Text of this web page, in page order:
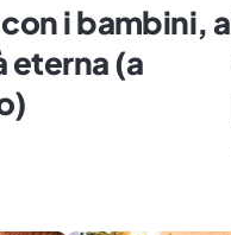
i bambini, a
eterna (a